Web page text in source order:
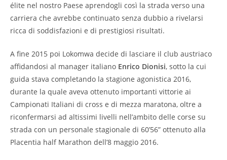
élite nel nostro Paese aprendogli così la strada verso una
carriera che avrebbe continuato senza dubbio a rivelarsi
ricca di soddisfazioni e di prestigiosi risultati.
A fine 2015 poi Lokomwa decide di lasciare il club austriaco
affidandosi al manager italiano Enrico Dionisi, sotto la cui
guida stava completando la stagione agonistica 2016,
durante la quale aveva ottenuto importanti vittorie ai
Campionati Italiani di cross e di mezza maratona, oltre a
riconfermarsi ad altissimi livelli nell’ambito delle corse su
strada con un personale stagionale di 60’56” ottenuto alla
Placentia half Marathon dell’8 maggio 2016.